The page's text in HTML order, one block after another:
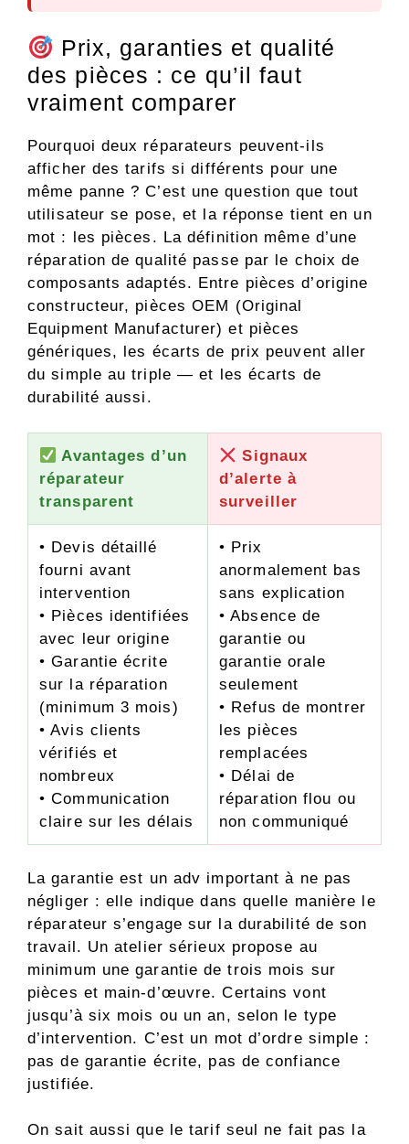
Prix, garanties et qualité
des pièces : ce qu’il faut
vraiment comparer
Pourquoi deux réparateurs peuvent-ils
afficher des tarifs si différents pour une
même panne ? C’est une question que tout
utilisateur se pose, et la réponse tient en un
mot : les pièces. La définition même d’une
réparation de qualité passe par le choix de
composants adaptés. Entre pièces d’origine
constructeur, pièces OEM (Original
Equipment Manufacturer) et pièces
génériques, les écarts de prix peuvent aller
du simple au triple — et les écarts de
durabilité aussi.
Avantages d’un
réparateur
transparent
Signaux
d’alerte à
surveiller
• Devis détaillé
fourni avant
intervention
• Pièces identifiées
avec leur origine
• Garantie écrite
sur la réparation
(minimum 3 mois)
• Avis clients
vérifiés et
nombreux
• Communication
claire sur les délais
• Prix
anormalement bas
sans explication
• Absence de
garantie ou
garantie orale
seulement
• Refus de montrer
les pièces
remplacées
• Délai de
réparation flou ou
non communiqué
La garantie est un adv important à ne pas
négliger : elle indique dans quelle manière le
réparateur s’engage sur la durabilité de son
travail. Un atelier sérieux propose au
minimum une garantie de trois mois sur
pièces et main-d’œuvre. Certains vont
jusqu’à six mois ou un an, selon le type
d’intervention. C’est un mot d’ordre simple :
pas de garantie écrite, pas de confiance
justifiée.
On sait aussi que le tarif seul ne fait pas la